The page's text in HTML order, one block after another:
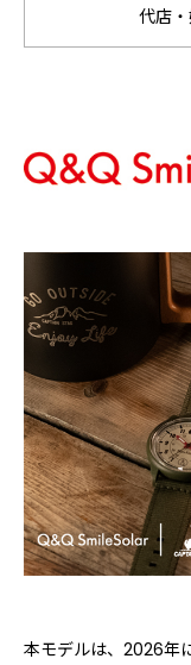
代店
本モデルは、2026年